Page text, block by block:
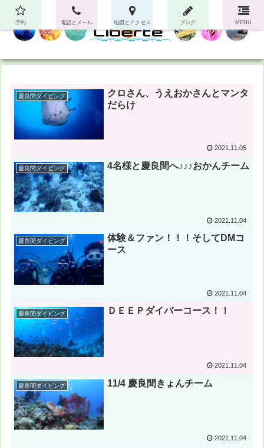
慶良間ダイビング
クロさん、うえおかさんとマンタ
だらけ
2021.11.05
慶良間ダイビング 4名様と慶良間へ♪♪♪おかんチーム
2021.11.04
慶良間ダイビング
体験＆ファン！！！そしてDMコ
ース
2021.11.04
慶良間ダイビング ＤＥＥＰダイバーコース！！
2021.11.04
慶良間ダイビング 11/4 慶良間きょんチーム
2021.11.04
予約 電話とメール 地図とアクセス ブログ MENU